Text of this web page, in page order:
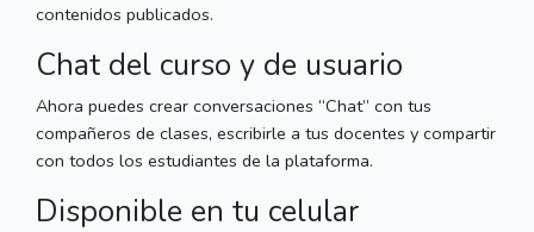
contenidos publicados.
Chat del curso y de usuario
Ahora puedes crear conversaciones “Chat” con tus
compañeros de clases, escribirle a tus docentes y compartir
con todos los estudiantes de la plataforma.
Disponible en tu celular